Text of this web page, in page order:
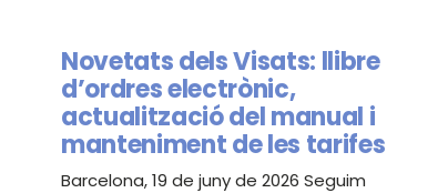
Novetats dels Visats: llibre
d’ordres electrònic,
actualització del manual i
manteniment de les tarifes
Barcelona, 19 de juny de 2026 Seguim